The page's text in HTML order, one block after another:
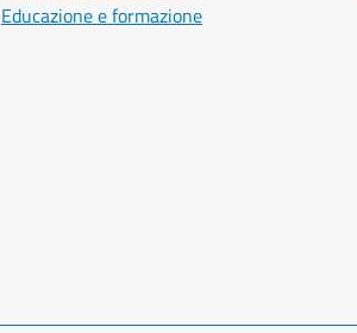
Educazione e formazione